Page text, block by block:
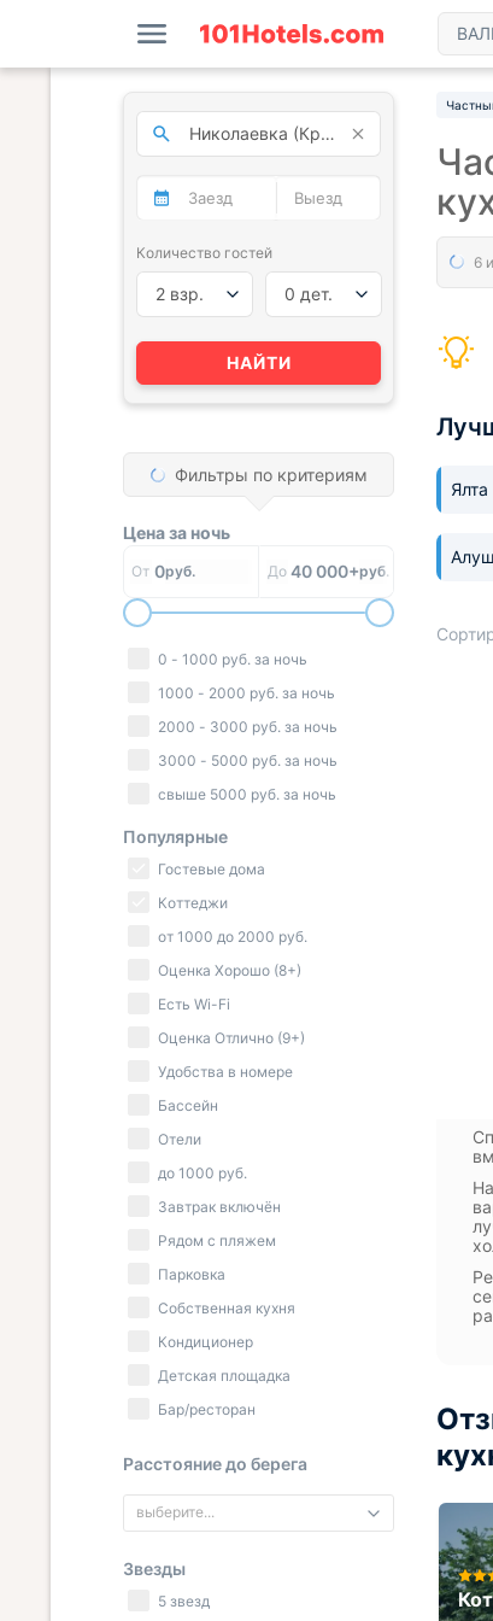
Ялта
Отель Алтын
Количество гостей
2 взр. 0 дет.
НАЙТИ
Фильтры по критериям
Цена за ночь
От 0руб. До 40 000+руб.
0 - 1000 руб. за ночь
1000 - 2000 руб. за ночь
2000 - 3000 руб. за ночь
3000 - 5000 руб. за ночь
свыше 5000 руб. за ночь
Популярные
Гостевые дома
Коттеджи
от 1000 до 2000 руб.
Оценка Хорошо (8+)
Есть Wi-Fi
Оценка Отлично (9+)
Удобства в номере
Бассейн
Отели
до 1000 руб.
Завтрак включён
Рядом с пляжем
Парковка
Собственная кухня
Кондиционер
Детская площадка
Бар/ресторан
Расстояние до берега
выберите...
Звезды
5 звезд